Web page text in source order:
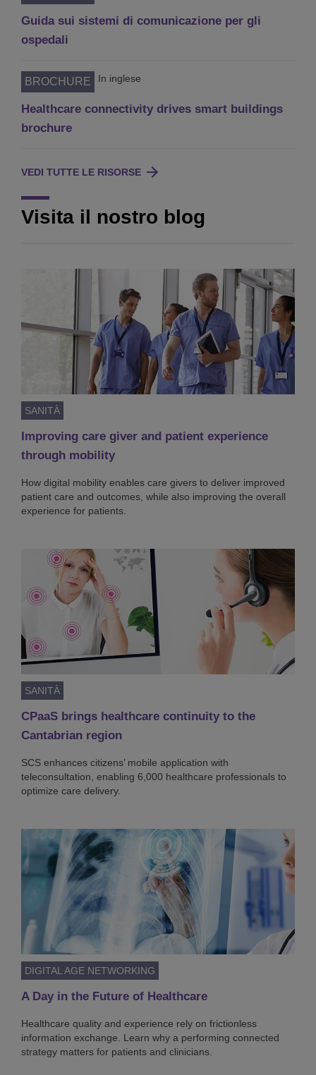
Guida sui sistemi di comunicazione per gli
ospedali
BROCHURE In inglese
Healthcare connectivity drives smart buildings
brochure
VEDI TUTTE LE RISORSE
Visita il nostro blog
SANITÀ
Improving care giver and patient experience
through mobility
How digital mobility enables care givers to deliver improved
patient care and outcomes, while also improving the overall
experience for patients.
SANITÀ
CPaaS brings healthcare continuity to the
Cantabrian region
SCS enhances citizens’ mobile application with
teleconsultation, enabling 6,000 healthcare professionals to
optimize care delivery.
DIGITAL AGE NETWORKING
A Day in the Future of Healthcare
Healthcare quality and experience rely on frictionless
information exchange. Learn why a performing connected
strategy matters for patients and clinicians.